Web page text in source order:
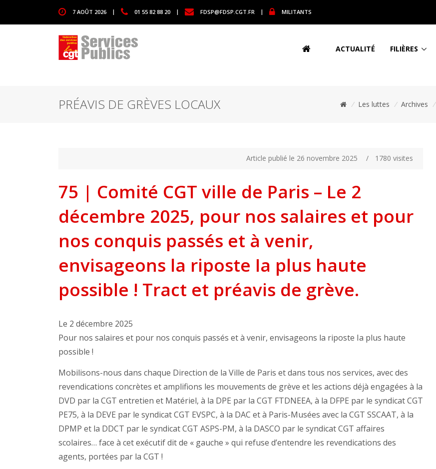
7 AOÛT 2026 | 01 55 82 88 20 | FDSP@FDSP.CGT.FR | MILITANTS
ACTUALITÉ FILIÈRES
PRÉAVIS DE GRÈVES LOCAUX / Les luttes / Archives /
Article publié le 26 novembre 2025 / 1780 visites
75 | Comité CGT ville de Paris – Le 2
décembre 2025, pour nos salaires et pour
nos conquis passés et à venir,
envisageons la riposte Ia plus haute
possible ! Tract et préavis de grève.
Le 2 décembre 2025
Pour nos salaires et pour nos conquis passés et à venir, envisageons la riposte Ia plus haute
possible !
Mobilisons-nous dans chaque Direction de la Ville de Paris et dans tous nos services, avec des
revendications concrètes et amplifions les mouvements de grève et les actions déjà engagées à la
DVD par la CGT entretien et Matériel, à la DPE par la CGT FTDNEEA, à la DFPE par le syndicat CGT
PE75, à la DEVE par le syndicat CGT EVSPC, à la DAC et à Paris-Musées avec la CGT SSCAAT, à la
DPMP et la DDCT par le syndicat CGT ASPS-PM, à la DASCO par le syndicat CGT affaires
scolaires… face à cet exécutif dit de « gauche » qui refuse d’entendre les revendications des
agents, portées par la CGT !